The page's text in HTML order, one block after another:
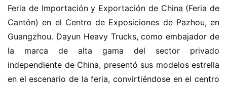
Feria de Importación y Exportación de China (Feria de
Cantón) en el Centro de Exposiciones de Pazhou, en
Guangzhou. Dayun Heavy Trucks, como embajador de
la marca de alta gama del sector privado
independiente de China, presentó sus modelos estrella
en el escenario de la feria, convirtiéndose en el centro